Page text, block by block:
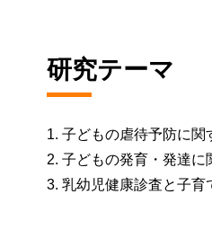
研究テーマ
1. 子どもの虐待予防に関
2. 子どもの発育・発達に
3. 乳幼児健康診査と子育